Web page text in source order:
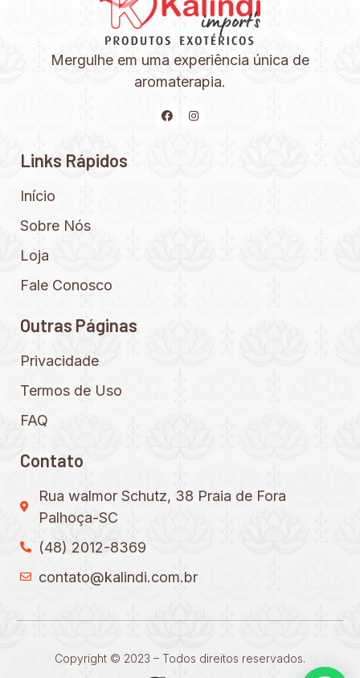
Mergulhe em uma experiência única de
aromaterapia.
Links Rápidos
Início
Sobre Nós
Loja
Fale Conosco
Outras Páginas
Privacidade
Termos de Uso
FAQ
Contato
Rua walmor Schutz, 38 Praia de Fora
Palhoça-SC
(48) 2012-8369
contato@kalindi.com.br
Copyright © 2023 – Todos direitos reservados.